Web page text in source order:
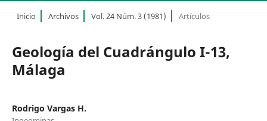
Inicio Archivos Vol. 24 Núm. 3 (1981) Artículos
Geología del Cuadrángulo I-13,
Málaga
Rodrigo Vargas H.